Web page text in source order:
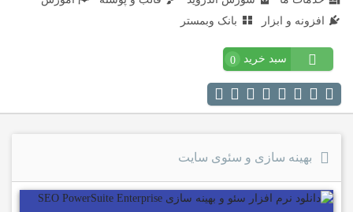
افزونه و ابزار
بانک وبمستر
سبد خرید 0
بهینه سازی و سئوی سایت